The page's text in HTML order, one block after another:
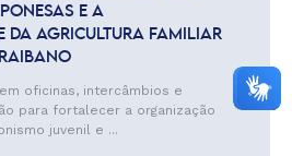
E A
DA AGRICULTURA FAMILIAR
oficinas, intercâmbios e
para fortalecer a organização
juvenil e ...